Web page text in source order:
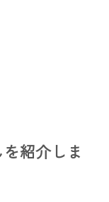
紹介しま